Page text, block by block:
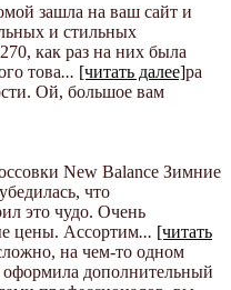
зашла на ваш сайт и
и стильных
как раз на них была
това... [читать далее]ра
Ой, большое вам
New Balance Зимние
что
это чудо. Очень
цены. Ассортим... [читать
на чем-то одном
оформила дополнительный